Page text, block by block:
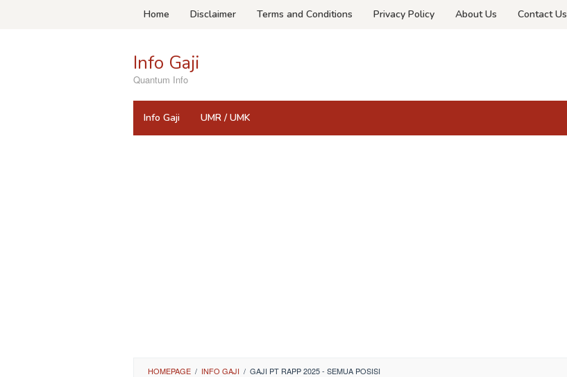
Home Disclaimer Terms and Conditions Privacy Policy About Us Contact Us
Info Gaji
Quantum Info
Info Gaji UMR / UMK
HOMEPAGE / INFO GAJI / GAJI PT RAPP 2025 - SEMUA POSISI